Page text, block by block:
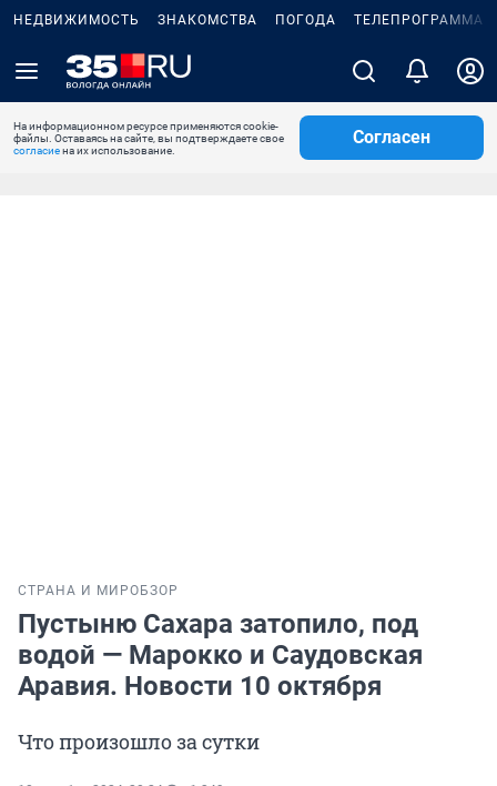
НЕДВИЖИМОСТЬ ЗНАКОМСТВА ПОГОДА ТЕЛЕПРОГРАММА
На информационном ресурсе применяются cookie-
файлы. Оставаясь на сайте, вы подтверждаете свое
согласиена их использование.
Согласен
СТРАНА И МИРОБЗОР
Пустыню Сахара затопило, под
водой — Марокко и Саудовская
Аравия. Новости 10 октября
Что произошло за сутки